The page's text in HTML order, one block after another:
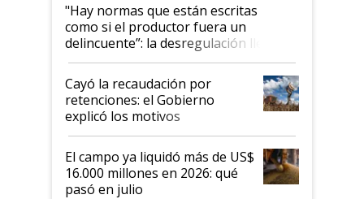
"Hay normas que están escritas
como si el productor fuera un
delincuente”: la desregulación llegó
al Congreso Aapresid y hasta se
habló del financiamiento al IPCVA
Cayó la recaudación por
retenciones: el Gobierno
explicó los motivos
El campo ya liquidó más de US$
16.000 millones en 2026: qué
pasó en julio